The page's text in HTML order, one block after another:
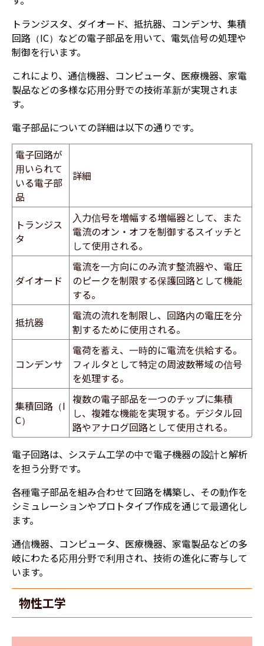
トランジスタ、ダイオード、抵抗器、コンデンサ、集積
回路（IC）などの電子部品を用いて、電気信号の処理や
制御を行います。
これにより、通信機器、コンピュータ、医療機器、家電
製品などの多様な応用分野での技術革新が実現されま
す。
電子部品についての詳細は以下の通りです。
電子回路が
用いられて
いる電子部
品
詳細
トランジス
タ
​入力信号を増幅する増幅器として、また
電流のオン・オフを制御するスイッチと
して使用される。
ダイオード
​電流を一方向にのみ流す整流器や、電圧
のピークを制限する保護回路として機能
する。
抵抗器
​電流の流れを制限し、回路内の電圧を分
割するために使用される。
コンデンサ
​電荷を蓄え、一時的に電流を供給する。
フィルタとして特定の周波数帯域の信号
を処理する。
集積回路（I
C）
複数の電子部品を一つのチップに集積
し、複雑な機能を実現する。デジタル回
路やアナログ回路として使用される。
電子回路は、システム工学の中で電子機器の設計と解析
を担う分野です。
各種電子部品を組み合わせて回路を構築し、その動作を
シミュレーションやプロトタイプ作成を通じて最適化し
ます。
通信機器、コンピュータ、医療機器、家電製品などの多
岐にわたる応用分野で利用され、技術の進化に寄与して
います。
物性工学